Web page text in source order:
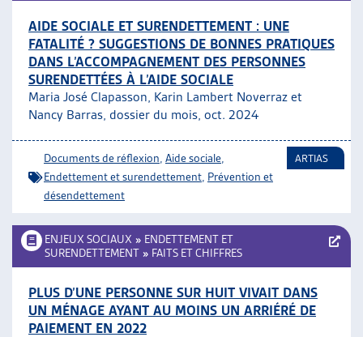
AIDE SOCIALE ET SURENDETTEMENT : UNE
FATALITÉ ? SUGGESTIONS DE BONNES PRATIQUES
DANS L’ACCOMPAGNEMENT DES PERSONNES
SURENDETTÉES À L’AIDE SOCIALE
Maria José Clapasson, Karin Lambert Noverraz et
Nancy Barras, dossier du mois, oct. 2024
Documents de réflexion Aide sociale
Endettement et surendettement Prévention et
désendettement
ARTIAS
ENJEUX SOCIAUX » ENDETTEMENT ET
SURENDETTEMENT » FAITS ET CHIFFRES
PLUS D’UNE PERSONNE SUR HUIT VIVAIT DANS
UN MÉNAGE AYANT AU MOINS UN ARRIÉRÉ DE
PAIEMENT EN 2022